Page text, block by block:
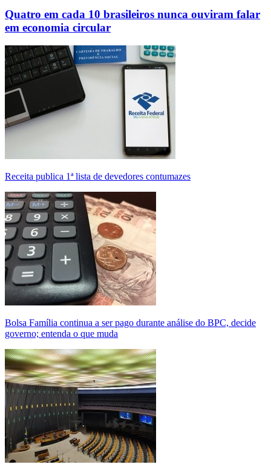
Quatro em cada 10 brasileiros nunca ouviram falar
em economia circular
Receita publica 1ª lista de devedores contumazes
Bolsa Família continua a ser pago durante análise do BPC, decide
governo; entenda o que muda